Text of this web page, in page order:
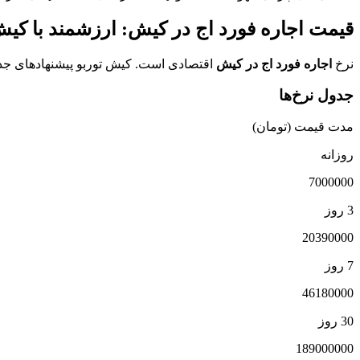
قیمت اجاره فورد اج در کیش: ارزشمند با
نرخ اجاره فورد اج در کیش اقتصادی است. کیش توربو پیشنهادهای
جدول نرخ‌ها
مدت قیمت (تومان)
روزانه
7000000
3 روز
20390000
7 روز
46180000
30 روز
189000000